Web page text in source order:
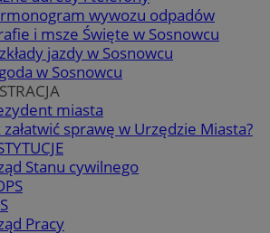
wywozu odpadów
i msze Święte w Sosnowcu
jazdy w Sosnowcu
w Sosnowcu
miasta
załatwić sprawę w Urzędzie Miasta?
Stanu cywilnego
Pracy